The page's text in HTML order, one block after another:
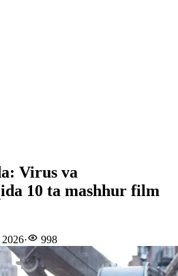
Virus va
10 ta mashhur film
2026· 998